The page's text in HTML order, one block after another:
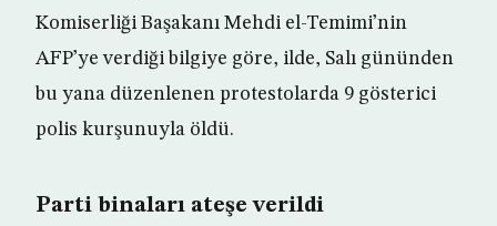
Komiserliği Başakanı Mehdi el-Temimi’nin
AFP’ye verdiği bilgiye göre, ilde, Salı gününden
bu yana düzenlenen protestolarda 9 gösterici
polis kurşunuyla öldü.
Parti binaları ateşe verildi